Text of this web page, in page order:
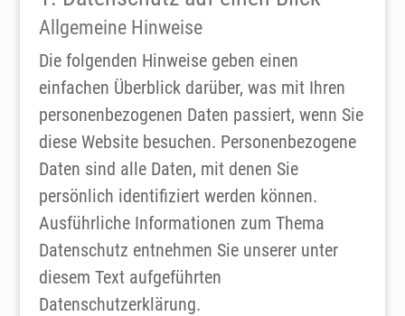
Allgemeine Hinweise
Die folgenden Hinweise geben einen
einfachen Überblick darüber, was mit Ihren
personenbezogenen Daten passiert, wenn Sie
diese Website besuchen. Personenbezogene
Daten sind alle Daten, mit denen Sie
persönlich identifiziert werden können.
Ausführliche Informationen zum Thema
Datenschutz entnehmen Sie unserer unter
diesem Text aufgeführten
Datenschutzerklärung.